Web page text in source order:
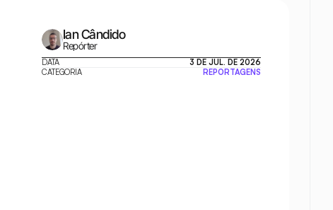
Ian Cândido
Repórter
DATA
3 DE JUL. DE 2026
CATEGORIA
REPORTAGENS